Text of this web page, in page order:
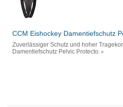
CCM Eishockey Damentiefschutz
Zuverlässiger Schutz und hoher
Damentiefschutz Pelvic Protecto.